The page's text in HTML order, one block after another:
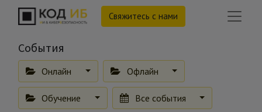
Свяжитесь с нами
События
Онлайн Офлайн
Обучение Все события